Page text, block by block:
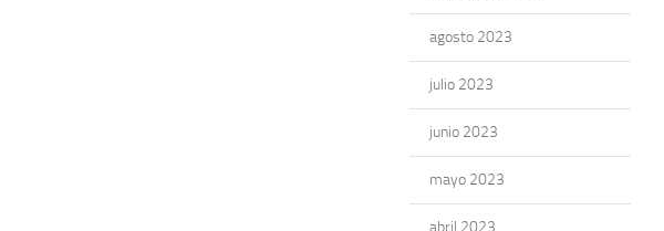
agosto 2023
julio 2023
junio 2023
mayo 2023
abril 2023